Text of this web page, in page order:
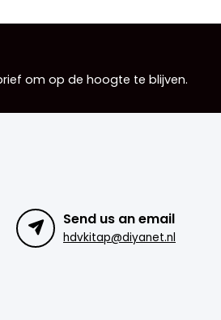
om op de hoogte te blijven.
Send us an email
hdvkitap@diyanet.nl